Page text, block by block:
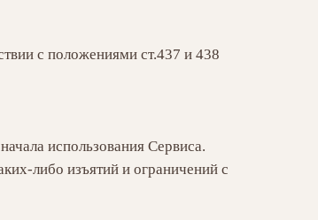
с положениями ст.437 и 438
использования Сервиса.
либо изъятий и ограничений с